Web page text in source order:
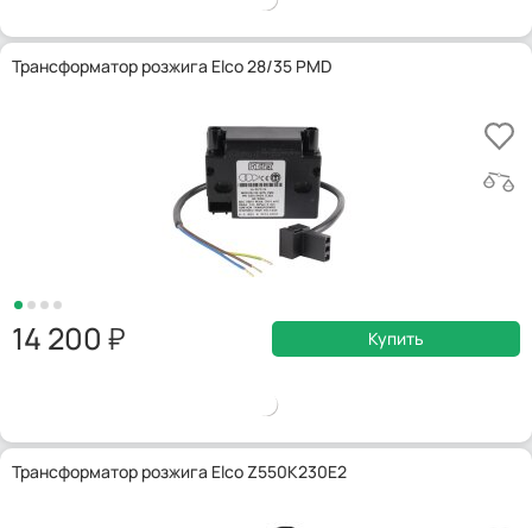
Трансформатор розжига Elco 28/35 PMD
14 200 Купить
Трансформатор розжига Elco Z550K230E2